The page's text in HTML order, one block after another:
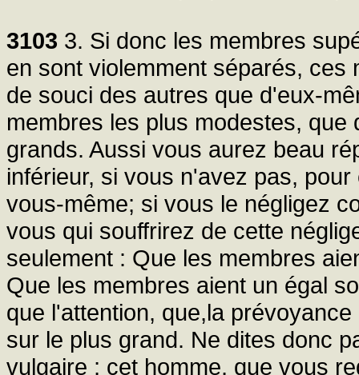
3103 3. Si donc les membres
en sont violemment séparés,
de souci des autres que d'eux-
membres les plus modestes,
grands. Aussi vous aurez beau
inférieur, si vous n'avez pas,
vous-même; si vous le négligez
vous qui souffrirez de cette
seulement : Que les membres
Que les membres aient un égal
que l'attention, que,la
sur le plus grand. Ne dites donc
vulgaire ; cet homme, que vous